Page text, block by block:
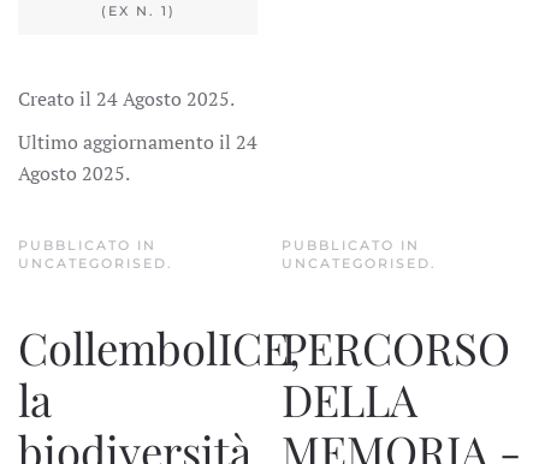
(EX N. 1)
Creato il 24 Agosto 2025.
Ultimo aggiornamento il 24
Agosto 2025.
PUBBLICATO IN
UNCATEGORISED.
CollembolICE,
la
biodiversità
PUBBLICATO IN
UNCATEGORISED.
PERCORSO
DELLA
MEMORIA -